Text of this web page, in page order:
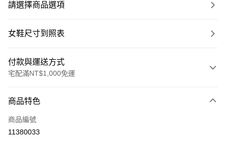
請選擇商品選項
女鞋尺寸到照表
付款與運送方式
宅配滿NT$1,000免運
信用卡一次付款
信用卡分期付款
商品特色
商品編號
11380033